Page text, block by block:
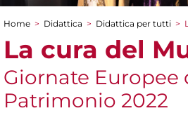
Tu sei qui
Home > Didattica > Didattica per tutti >
La cura del
Giornate Europee
Patrimonio 2022